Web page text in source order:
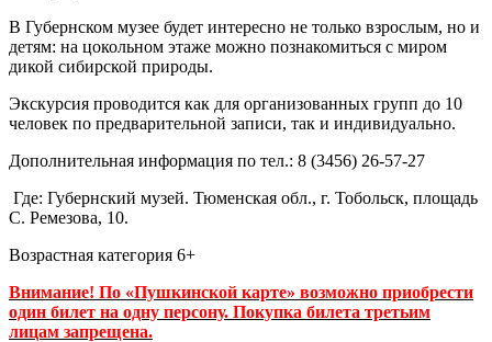
В Губернском музее будет интересно не только взрослым, но и
детям: на цокольном этаже можно познакомиться с миром
дикой сибирской природы.
Экскурсия проводится как для организованных групп до 10
человек по предварительной записи, так и индивидуально.
Дополнительная информация по тел.: 8 (3456) 26-57-27
Где: Губернский музей. Тюменская обл., г. Тобольск, площадь
С. Ремезова, 10.
Возрастная категория 6+
Внимание! По «Пушкинской карте» возможно приобрести
один билет на одну персону. Покупка билета третьим
лицам запрещена.